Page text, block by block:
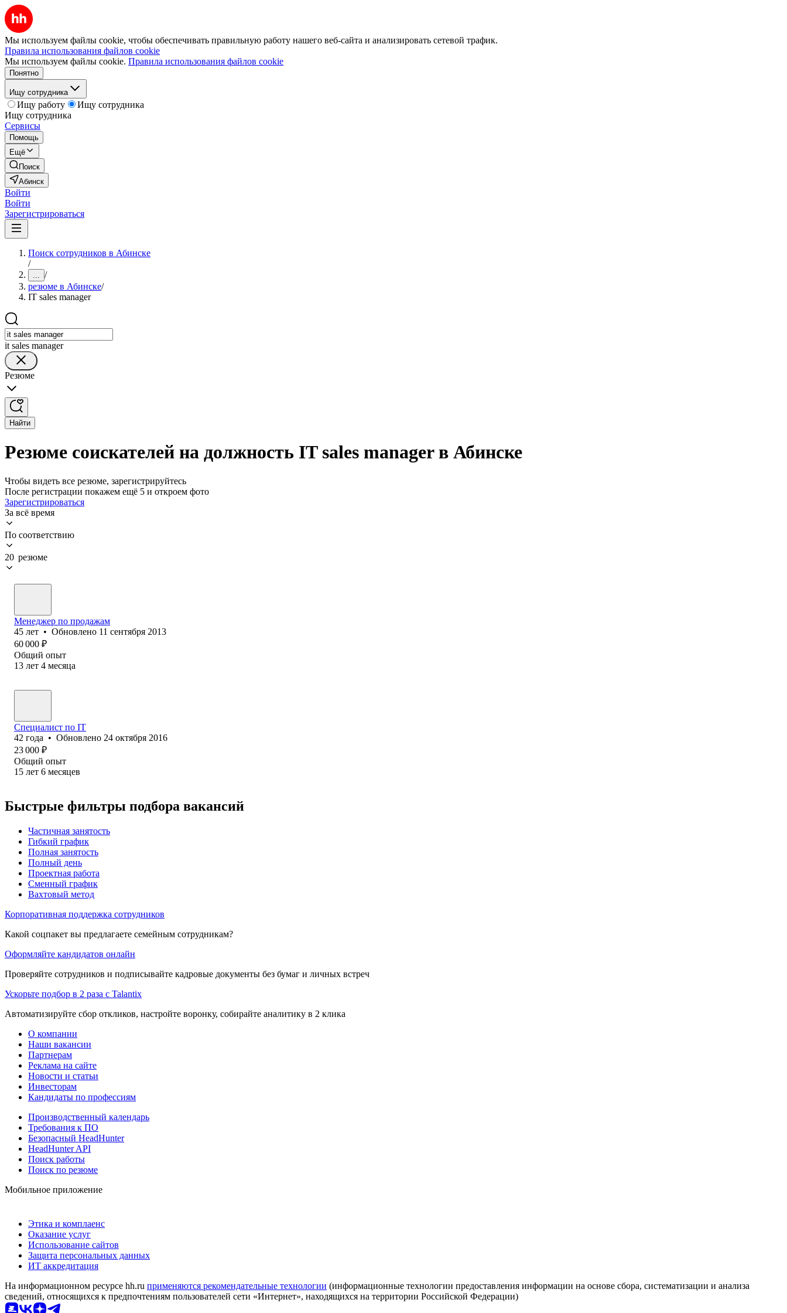
Мы используем файлы cookie, чтобы обеспечивать правильную работу нашего веб-сайта и анализировать сетевой трафик.
Правила использования файлов cookie
Мы используем файлы cookie. Правила использования файлов cookie
Понятно
Ищу сотрудника
Ищу работу
Ищу сотрудника
Ищу сотрудника
Сервисы
Помощь
Ещё
Поиск
Абинск
Войти
Войти
Зарегистрироваться
Поиск сотрудников в Абинске
/
... /
резюме в Абинске/
IT sales manager
it sales manager
Резюме
Найти
Резюме соискателей на должность IT sales manager в Абинске
Чтобы видеть все резюме, зарегистрируйтесь
После регистрации покажем ещё 5 и откроем фото
Зарегистрироваться
За всё время
По соответствию
20 резюме
Менеджер по продажам
45 лет • Обновлено 11 сентября 2013
60 000 ₽
Общий опыт
13 лет 4 месяца
Специалист по IT
42 года • Обновлено 24 октября 2016
23 000 ₽
Общий опыт
15 лет 6 месяцев
Быстрые фильтры подбора вакансий
Частичная занятость
Гибкий график
Полная занятость
Полный день
Проектная работа
Сменный график
Вахтовый метод
Корпоративная поддержка сотрудников
Какой соцпакет вы предлагаете семейным сотрудникам?
Оформляйте кандидатов онлайн
Проверяйте сотрудников и подписывайте кадровые документы без бумаг и личных встреч
Ускорьте подбор в 2 раза с Talantix
Автоматизируйте сбор откликов, настройте воронку, собирайте аналитику в 2 клика
О компании
Наши вакансии
Партнерам
Реклама на сайте
Новости и статьи
Инвесторам
Кандидаты по профессиям
Производственный календарь
Требования к ПО
Безопасный HeadHunter
HeadHunter API
Поиск работы
Поиск по резюме
Мобильное приложение
Этика и комплаенс
Оказание услуг
Использование сайтов
Защита персональных данных
ИТ аккредитация
На информационном ресурсе hh.ru применяются рекомендательные технологии (информационные технологии предоставления информации на основе сбора, систематизации и анализа
сведений, относящихся к предпочтениям пользователей сети «Интернет», находящихся на территории Российской Федерации)